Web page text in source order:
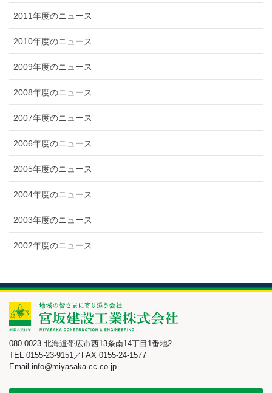
2011年度のニュース
2010年度のニュース
2009年度のニュース
2008年度のニュース
2007年度のニュース
2006年度のニュース
2005年度のニュース
2004年度のニュース
2003年度のニュース
2002年度のニュース
080-0023 北海道帯広市西13条南14丁目1番地2
TEL 0155-23-9151／FAX 0155-24-1577
Email info@miyasaka-cc.co.jp